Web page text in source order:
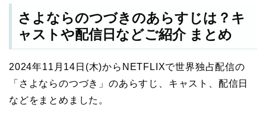
さよならのつづきのあらすじは？キ
ャストや配信日などご紹介 まとめ
2024年11月14日(木)からNETFLIXで世界独占配信の
「さよならのつづき」のあらすじ、キャスト、配信日
などをまとめました。